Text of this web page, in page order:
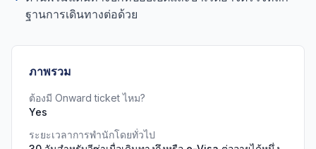
ฐานการเดินทางต่อด้วย
ภาพรวม
ต้องมี Onward ticket ไหม?
Yes
ระยะเวลาการพำนักโดยทั่วไป